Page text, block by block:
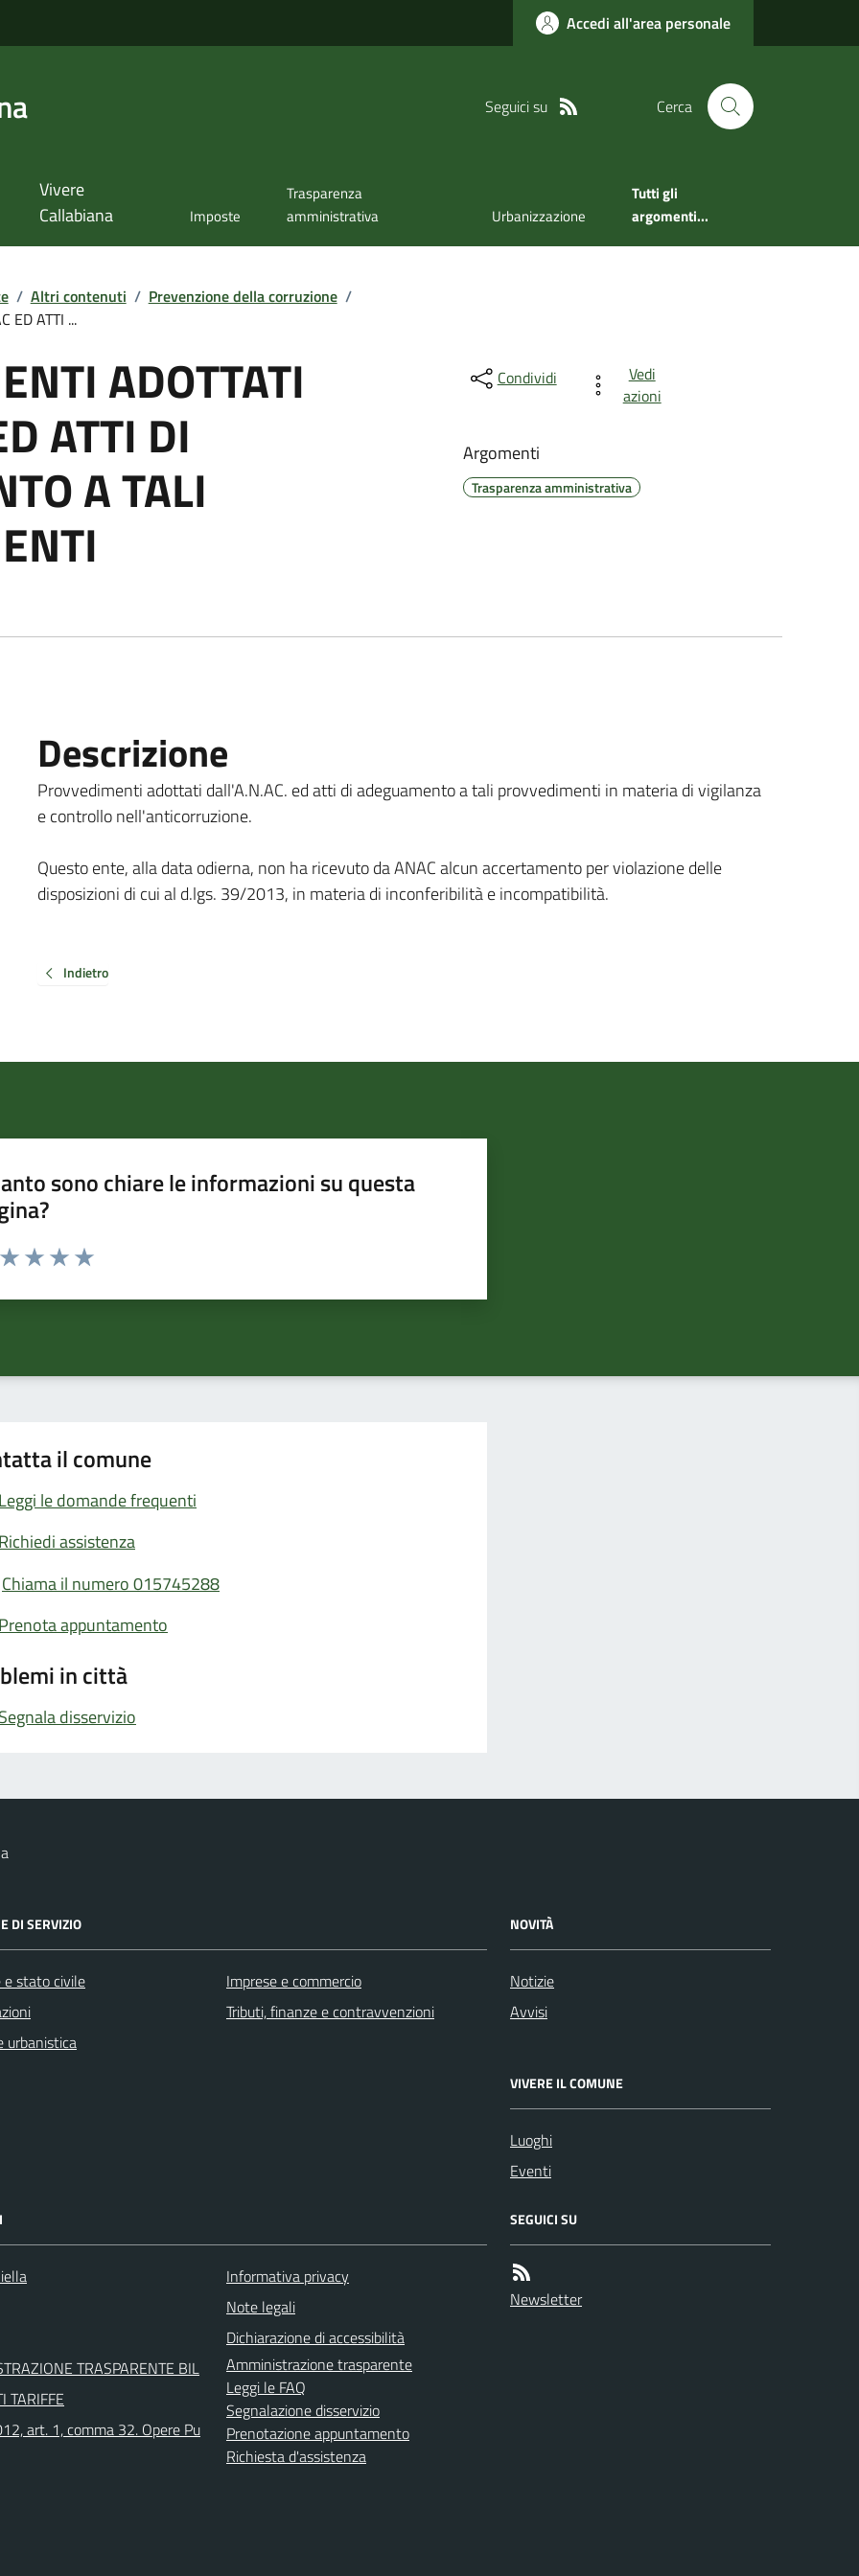
Accedi all'area personale
Seguici su Cerca
Vivere
Callabiana
Imposte
Trasparenza
amministrativa
Urbanizzazione
Tutti gli
argomenti...
/ Altri contenuti / Prevenzione della corruzione /
ED ATTI ...
ADOTTATI
ATTI DI
A TALI
Condividi
Vedi
azioni
Argomenti
Trasparenza amministrativa
Descrizione
Provvedimenti adottati dall'A.N.AC. ed atti di adeguamento a tali provvedimenti in materia di vigilanza
e controllo nell'anticorruzione.
Questo ente, alla data odierna, non ha ricevuto da ANAC alcun accertamento per violazione delle
disposizioni di cui al d.lgs. 39/2013, in materia di inconferibilità e incompatibilità.
Indietro
sono chiare le informazioni su questa
da 1 a 5 stelle la pagina
il comune
Leggi le domande frequenti
Richiedi assistenza
Chiama il numero 015745288
Prenota appuntamento
in città
Segnala disservizio
DI SERVIZIO
e stato civile
urbanistica
Imprese e commercio
Tributi, finanze e contravvenzioni
NOVITÀ
Notizie
Avvisi
VIVERE IL COMUNE
Luoghi
Eventi
TRASPARENTE BIL
TARIFFE
art. 1, comma 32. Opere Pu
Informativa privacy
Note legali
Dichiarazione di accessibilità
Amministrazione trasparente
Leggi le FAQ
Segnalazione disservizio
Prenotazione appuntamento
Richiesta d'assistenza
SEGUICI SU
Newsletter